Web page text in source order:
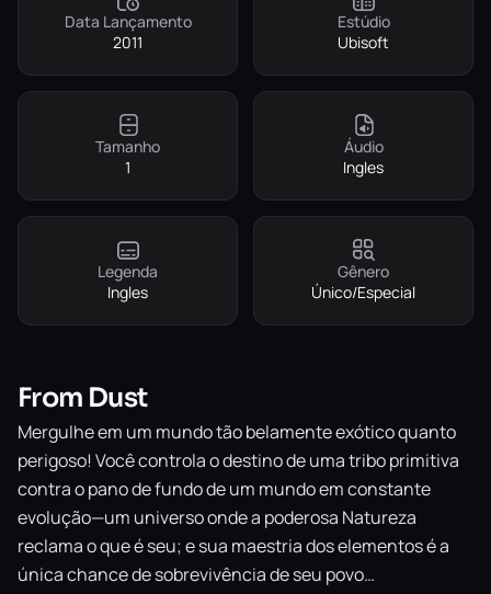
Data Lançamento
2011
Estúdio
Ubisoft
Tamanho
1
Áudio
Ingles
Legenda
Ingles
Gênero
Único/Especial
From Dust
Mergulhe em um mundo tão belamente exótico quanto
perigoso! Você controla o destino de uma tribo primitiva
contra o pano de fundo de um mundo em constante
evolução—um universo onde a poderosa Natureza
reclama o que é seu; e sua maestria dos elementos é a
única chance de sobrevivência de seu povo…